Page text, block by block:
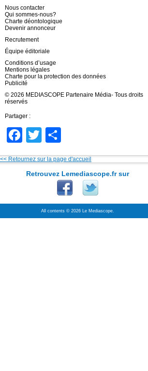
Nous contacter
Qui sommes-nous?
Charte déontologique
Devenir annonceur
Recrutement
Équipe éditoriale
Conditions d’usage
Mentions légales
Charte pour la protection des données
Publicité
© 2026 MEDIASCOPE Partenaire Média- Tous droits
réservés
Partager :
Facebook
Twitter
<< Retournez sur la page d'accueil
Retrouvez Lemediascope.fr sur
All contents © 2026 Le Mediascope.